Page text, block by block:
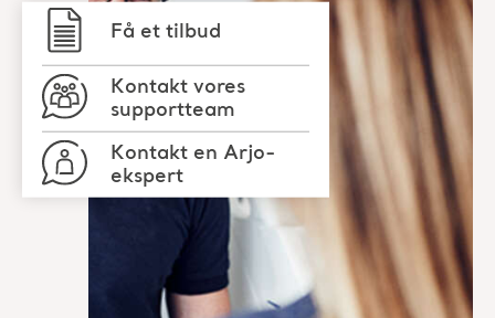
Få et tilbud
Kontakt vores
supportteam
Kontakt en Arjo-
ekspert